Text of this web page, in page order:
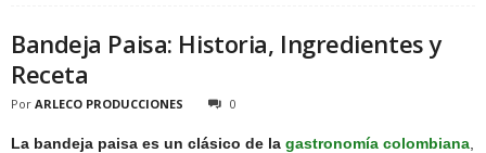
Bandeja Paisa: Historia, Ingredientes y
Receta
Por ARLECO PRODUCCIONES 0
La bandeja paisa es un clásico de la gastronomía colombiana